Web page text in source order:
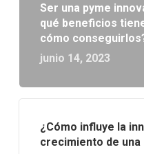
Ser una pyme
qué beneficios
cómo
junio 14, 2023
¿Cómo influye la
crecimiento de una